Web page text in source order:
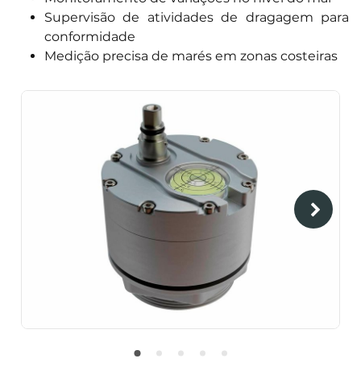
Supervisão de atividades de dragagem para
conformidade
Medição precisa de marés em zonas costeiras